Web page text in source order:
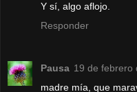
Y sí, algo aflojo.
Responder
Pausa 19 de febrero
madre mía, que